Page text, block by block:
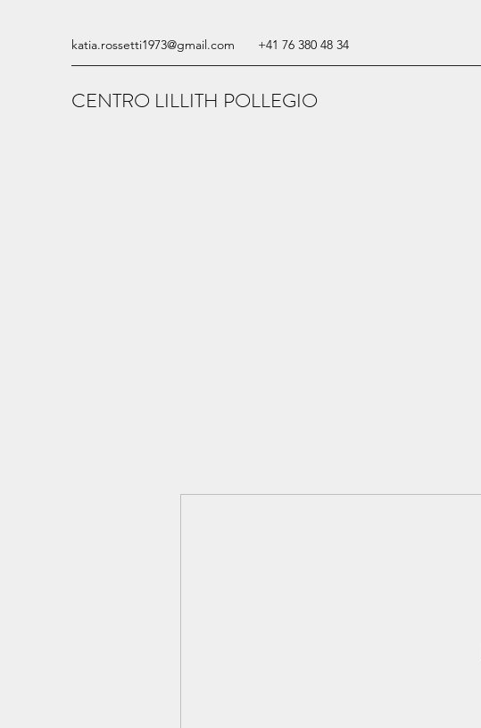
katia.rossetti1973@gmail.com +41 76 380 48 34
CENTRO LILLITH POLLEGIO